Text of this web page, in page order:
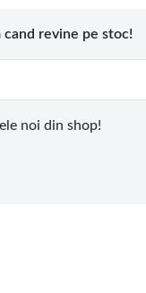
cand revine pe stoc!
noi din shop!